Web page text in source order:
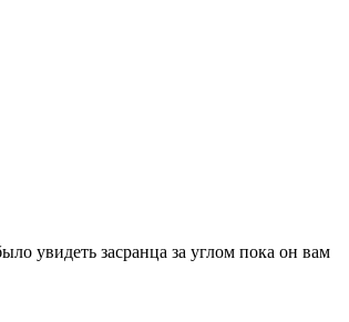
увидеть засранца за углом пока он вам